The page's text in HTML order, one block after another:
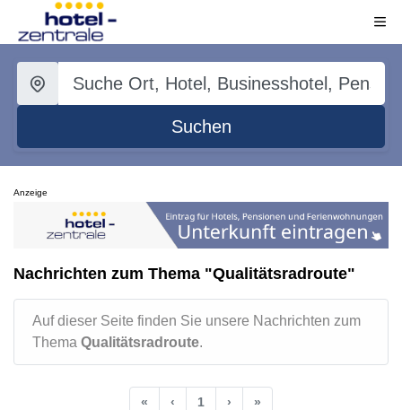
Suchen
Anzeige
Nachrichten zum Thema "Qualitätsradroute"
Auf dieser Seite finden Sie unsere Nachrichten zum
Thema Qualitätsradroute.
« ‹ 1 › »